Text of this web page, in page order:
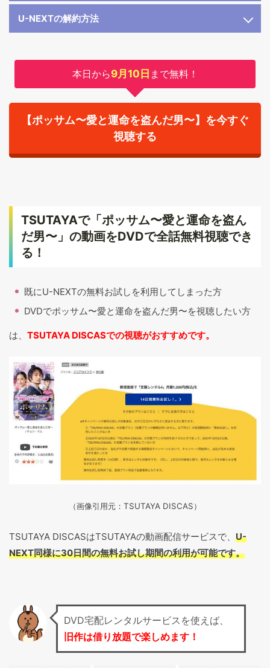
U-NEXTの解約方法
本日から9月10日 まで無料！
【ポッサム〜愛と運命を盗んだ男〜】を今すぐ
視聴する
TSUTAYAで「ポッサム〜愛と運命を盗ん
だ男〜」の動画をDVDで全話無料視聴でき
る！
既にU-NEXTの無料お試しを利用してしまった方
DVDでポッサム〜愛と運命を盗んだ男〜を視聴したい方
は、 TSUTAYA DISCASでの視聴がおすすめです。
（画像引用元：TSUTAYA DISCAS）
TSUTAYA DISCASはTSUTAYAの動画配信サービスで、 U-
NEXT同様に30日間の無料お試し期間の利用が可能です。
DVD宅配レンタルサービスを使えば、
旧作は借り放題で楽しめます！